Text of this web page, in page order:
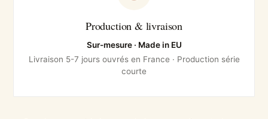
Production & livraison
Sur-mesure · Made in EU
Livraison 5-7 jours ouvrés en France · Production série
courte